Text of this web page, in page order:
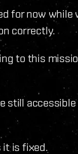
for now while
correctly.
to this
still
it is fixed.